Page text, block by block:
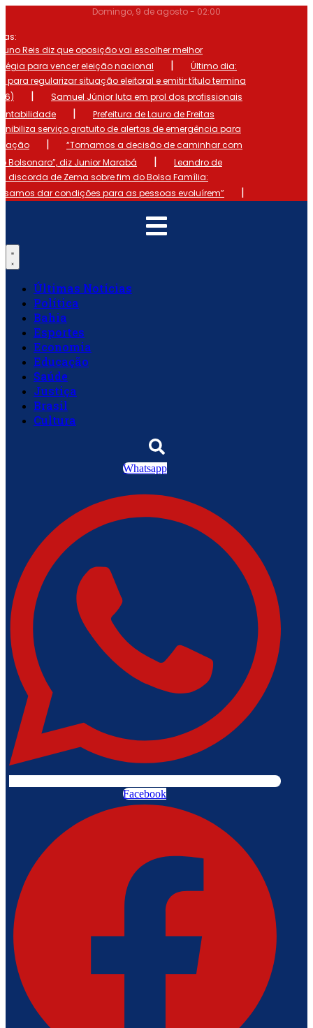
o
conteúdo
Domingo, 9 de agosto - 02:00
Reis diz que oposição vai escolher melhor
para vencer eleição nacional
|
Último dia:
para regularizar situação eleitoral e emitir título termina
|
Samuel Júnior luta em prol dos profissionais
|
Prefeitura de Lauro de Freitas
serviço gratuito de alertas de emergência para
|
“Tomamos a decisão de caminhar com
Bolsonaro”, diz Junior Marabá
|
Leandro de
discorda de Zema sobre fim do Bolsa Família:
dar condições para as pessoas evoluírem”
|
Últimas Notícias
Política
Bahia
Esportes
Economia
Educação
Saúde
Justiça
Brasil
Cultura
Whatsapp
Facebook